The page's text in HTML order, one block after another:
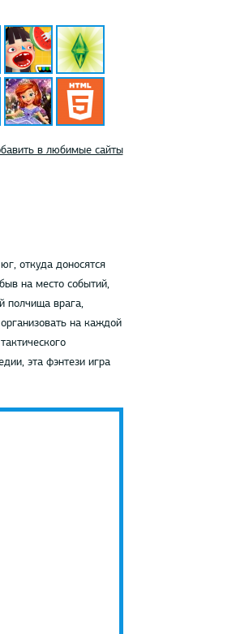
в любимые сайты
откуда доносятся
на место событий,
полчища врага,
на каждой
эта фэнтези игра